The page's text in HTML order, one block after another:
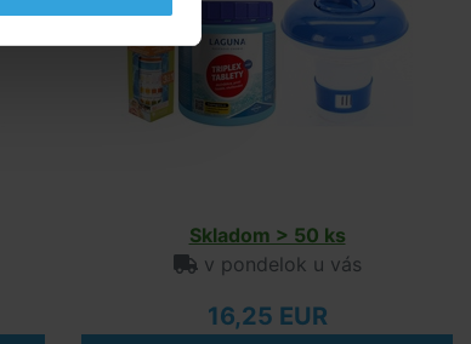
Skladom > 50 ks
v pondelok u vás
16,25 EUR